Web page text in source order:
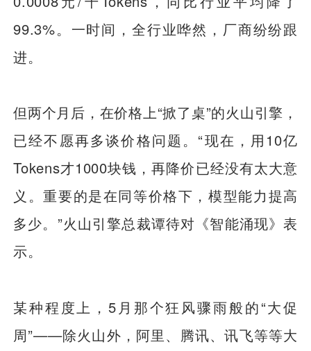
99.3%。一时间，全行业哗然，厂商纷纷跟
进。
但两个月后，在价格上“掀了桌”的火山引擎，
已经不愿再多谈价格问题。“现在，用10亿
Tokens才1000块钱，再降价已经没有太大意
义。重要的是在同等价格下，模型能力提高
多少。”火山引擎总裁谭待对《智能涌现》表
示。
某种程度上，5月那个狂风骤雨般的“大促
周”——除火山外，阿里、腾讯、讯飞等等大